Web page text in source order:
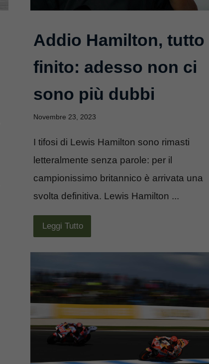
Addio Hamilton, tutto
finito: adesso non ci
sono più dubbi
Novembre 23, 2023
I tifosi di Lewis Hamilton sono rimasti
letteralmente senza parole: per il
campionissimo britannico è arrivata una
svolta definitiva. Lewis Hamilton ...
Leggi Tutto